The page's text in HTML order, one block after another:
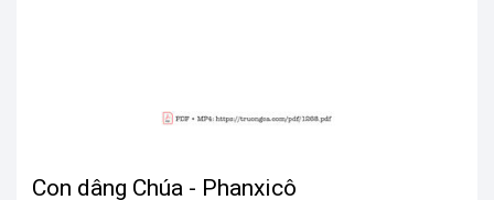
Con dâng Chúa - Phanxicô